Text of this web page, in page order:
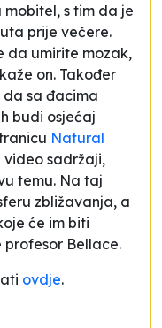
s tim da je
prije večere.
da umirite mozak,
on. Također
sa đacima
budi osjećaj
Natural
video sadržaji,
temu. Na taj
zbližavanja, a
će im biti
Bellace.
ovdje.